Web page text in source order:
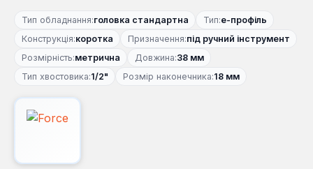
Тип обладнання:головка стандартна Тип:е-профіль
Конструкція:коротка Призначення:під ручний інструмент
Розмірність:метрична Довжина:38 мм
Тип хвостовика:1/2" Розмір наконечника:18 мм